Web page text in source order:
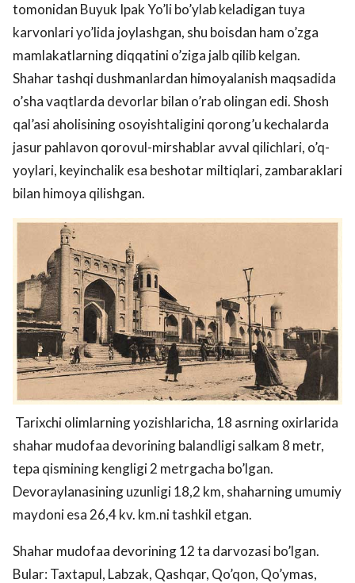
защищены.
tomonidan Buyuk Ipak Yo’li bo’ylab keladigan tuya
karvonlari yo’lida joylashgan, shu boisdan ham o’zga
mamlakatlarning diqqatini o’ziga jalb qilib kelgan.
Shahar tashqi dushmanlardan himoyalanish maqsadida
o’sha vaqtlarda devorlar bilan o’rab olingan edi. Shosh
qal’asi aholisining osoyishtaligini qorong’u kechalarda
jasur pahlavon qorovul-mirshablar avval qilichlari, o’q-
yoylari, keyinchalik esa beshotar miltiqlari, zambaraklari
bilan himoya qilishgan.
Tarixchi olimlarning yozishlaricha, 18 asrning oxirlarida
shahar mudofaa devorining balandligi salkam 8 metr,
tepa qismining kengligi 2 metrgacha bo’lgan.
Devoraylanasining uzunligi 18,2 km, shaharning umumiy
maydoni esa 26,4 kv. km.ni tashkil etgan.
Shahar mudofaa devorining 12 ta darvozasi bo’lgan.
Bular: Taxtapul, Labzak, Qashqar, Qo’qon, Qo’ymas,